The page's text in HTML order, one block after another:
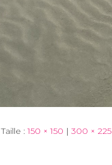
Taille :150 × 150 | 300 × 225